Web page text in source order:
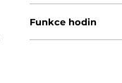
Funkce hodin